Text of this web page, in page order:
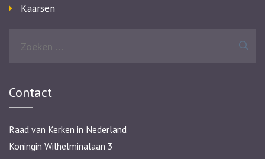
Kaarsen
Contact
Raad van Kerken in Nederland
Koningin Wilhelminalaan 3